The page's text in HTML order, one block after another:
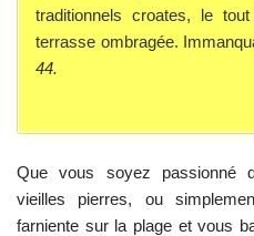
traditionnels croates, le
terrasse ombragée.
44.
Que vous soyez passionné
vieilles pierres, ou
farniente sur la plage et vous